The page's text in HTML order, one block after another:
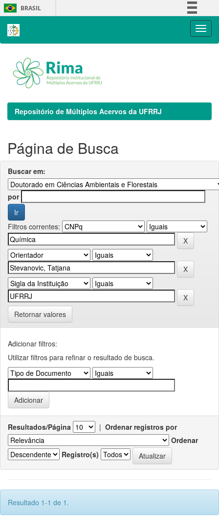
Skip
navigation
BRASIL
Repositório de Múltiplos Acervos da UFRRJ
Página de Busca
Buscar em:
por
Filtros correntes:
Retornar valores
Adicionar filtros:
Utilizar filtros para refinar o resultado de busca.
Resultados/Página | Ordenar registros por
Ordenar
Registro(s)
Resultado 1-1 de 1.